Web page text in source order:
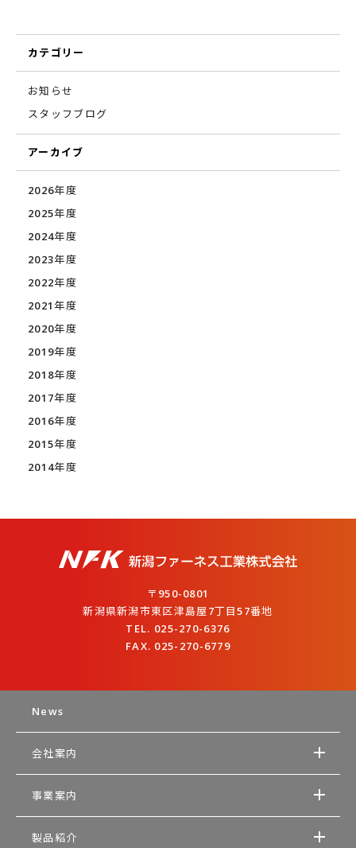
カテゴリー
お知らせ
スタッフブログ
アーカイブ
2026年度
2025年度
2024年度
2023年度
2022年度
2021年度
2020年度
2019年度
2018年度
2017年度
2016年度
2015年度
2014年度
〒950-0801
新潟県新潟市東区津島屋7丁目57番地
TEL. 025-270-6376
FAX. 025-270-6779
News
会社案内
事業案内
製品紹介